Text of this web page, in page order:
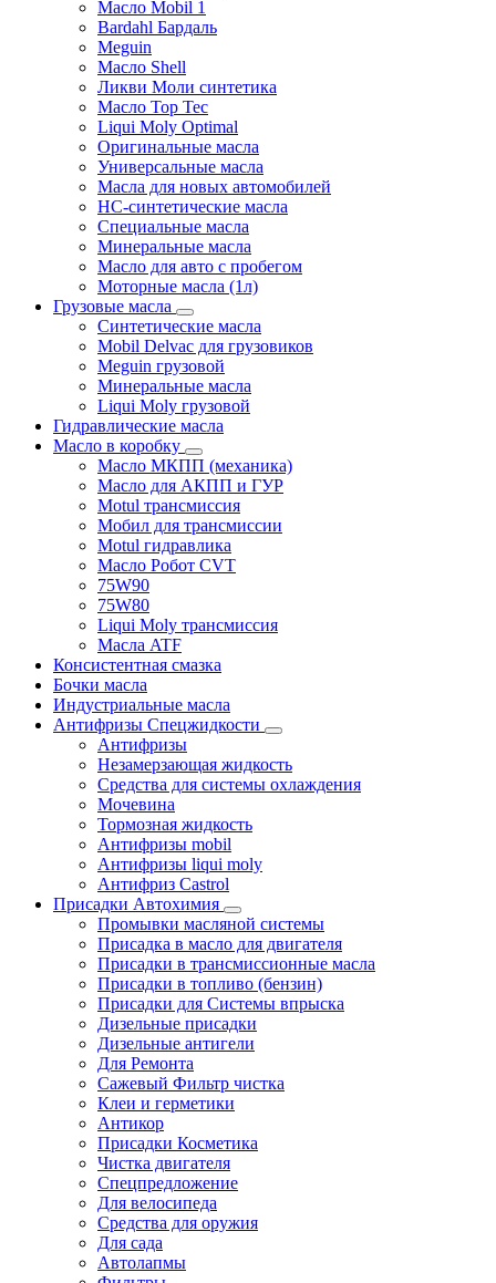
Масло Mobil 1
Bardahl Бардаль
Meguin
Масло Shell
Ликви Моли синтетика
Масло Top Tec
Liqui Moly Optimal
Оригинальные масла
Универсальные масла
Масла для новых автомобилей
HC-синтетические масла
Специальные масла
Минеральные масла
Масло для авто с пробегом
Моторные масла (1л)
Грузовые масла
Синтетические масла
Mobil Delvac для грузовиков
Meguin грузовой
Минеральные масла
Liqui Moly грузовой
Гидравлические масла
Масло в коробку
Масло МКПП (механика)
Масло для АКПП и ГУР
Motul трансмиссия
Мобил для трансмиссии
Motul гидравлика
Масло Робот CVT
75W90
75W80
Liqui Moly трансмиссия
Масла ATF
Консистентная смазка
Бочки масла
Индустриальные масла
Антифризы Спецжидкости
Антифризы
Незамерзающая жидкость
Средства для системы охлаждения
Мочевина
Тормозная жидкость
Антифризы mobil
Антифризы liqui moly
Антифриз Castrol
Присадки Автохимия
Промывки масляной системы
Присадка в масло для двигателя
Присадки в трансмиссионные масла
Присадки в топливо (бензин)
Присадки для Системы впрыска
Дизельные присадки
Дизельные антигели
Для Ремонта
Сажевый Фильтр чистка
Клеи и герметики
Антикор
Присадки Косметика
Чистка двигателя
Спецпредложение
Для велосипеда
Средства для оружия
Для сада
Автолапмы